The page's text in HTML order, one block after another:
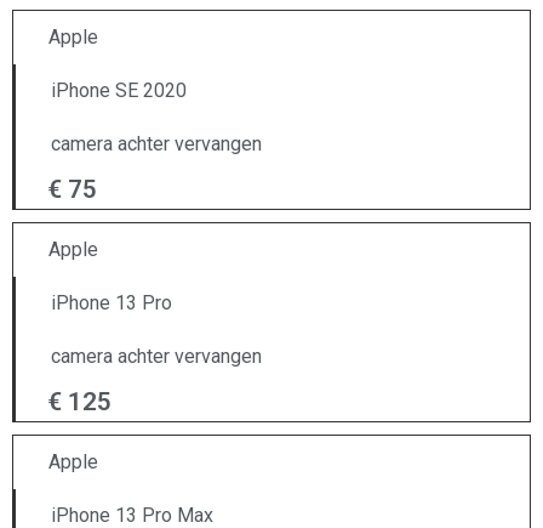
Apple
iPhone SE 2020
camera achter vervangen
€ 75
Apple
iPhone 13 Pro
camera achter vervangen
€ 125
Apple
iPhone 13 Pro Max